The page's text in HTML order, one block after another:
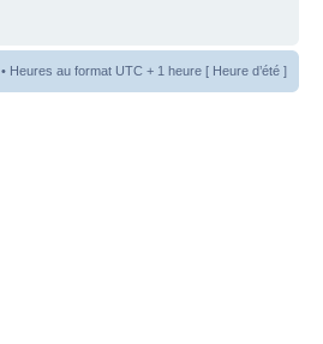
• Heures au format UTC + 1 heure [ Heure d’été ]